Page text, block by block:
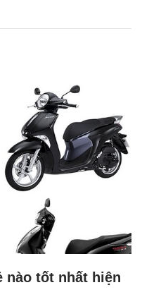
nào tốt nhất hiện